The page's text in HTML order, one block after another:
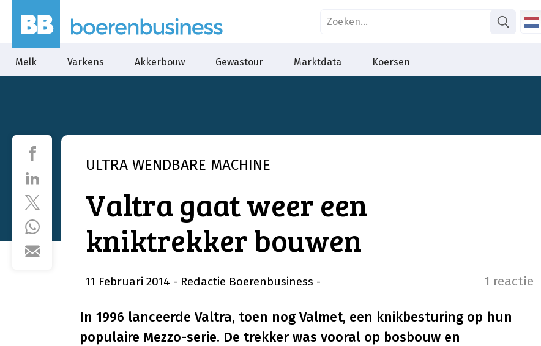
Melk Varkens Akkerbouw Gewastour Marktdata Koersen
ULTRA WENDBARE MACHINE
Valtra gaat weer een
kniktrekker bouwen
11 Februari 2014 - Redactie Boerenbusiness - 1 reactie
In 1996 lanceerde Valtra, toen nog Valmet, een knikbesturing op hun
populaire Mezzo-serie. De trekker was vooral op bosbouw en